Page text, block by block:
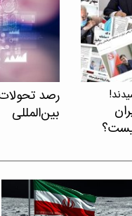
رصد
بین‌المللی